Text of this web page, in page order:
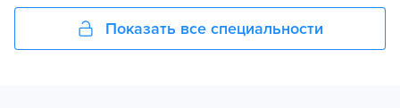
Показать все специальности